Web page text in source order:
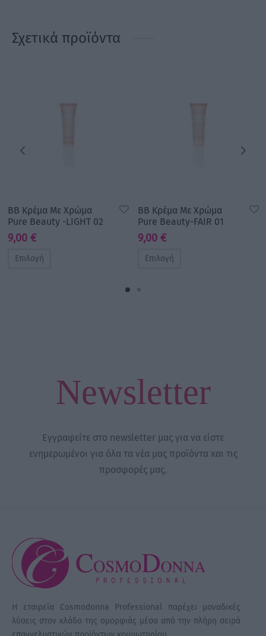
Σχετικά προϊόντα
BB Κρέμα Με Χρώμα
Pure Beauty -LIGHT 02
9,00 €
Επιλογή
BB Κρέμα Με Χρώμα
Pure Beauty-FAIR 01
9,00 €
Επιλογή
Newsletter
Εγγραφείτε στο newsletter μας για να είστε
ενημερωμένοι για όλα τα νέα μας προϊόντα και τις
προσφορές μας.
Η εταιρεία Cosmodonna Professional παρέχει μοναδικές
λύσεις στον κλάδο της ομορφιάς μέσα από την πλήρη σειρά